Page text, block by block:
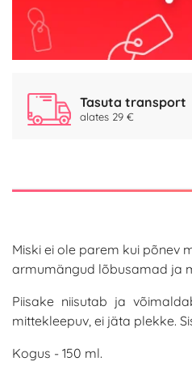
Tasuta transport
alates 29 €
Miski ei ole parem kui põnev
armumängud lõbusamad ja
Piisake niisutab ja
mittekleepuv, ei jäta plekke.
Kogus - 150 ml.